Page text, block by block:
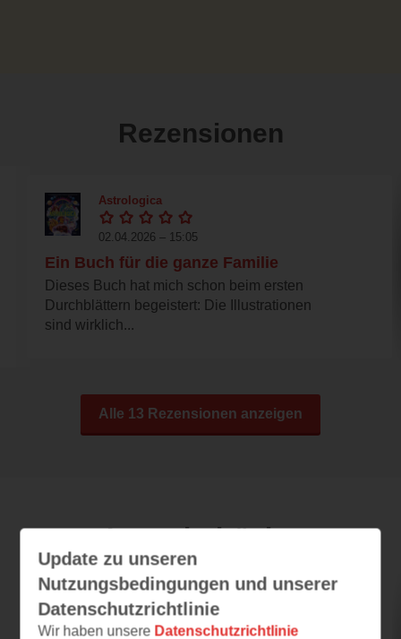
Rezensionen
Astrologica
02.04.2026 – 15:05
Ein Buch für die ganze Familie
Dieses Buch hat mich schon beim ersten
Durchblättern begeistert: Die Illustrationen
sind wirklich...
Alle 13 Rezensionen anzeigen
Leseeindrücke
Die zweitgrößte Liebe
Update zu unseren
Nutzungsbedingungen und unserer
Datenschutzrichtlinie
Wir haben unsere Datenschutzrichtlinie